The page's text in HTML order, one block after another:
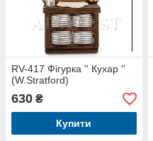
RV-417 Фігурка '' Кухар ''
(W.Stratford)
630 ₴
Купити